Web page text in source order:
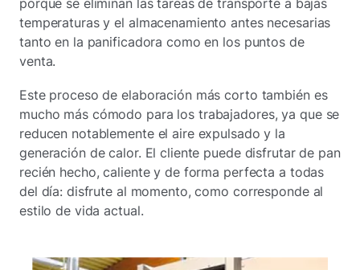
temperaturas y el almacenamiento antes necesarias
tanto en la panificadora como en los puntos de
venta.
Este proceso de elaboración más corto también es
mucho más cómodo para los trabajadores, ya que se
reducen notablemente el aire expulsado y la
generación de calor. El cliente puede disfrutar de pan
recién hecho, caliente y de forma perfecta a todas
del día: disfrute al momento, como corresponde al
estilo de vida actual.